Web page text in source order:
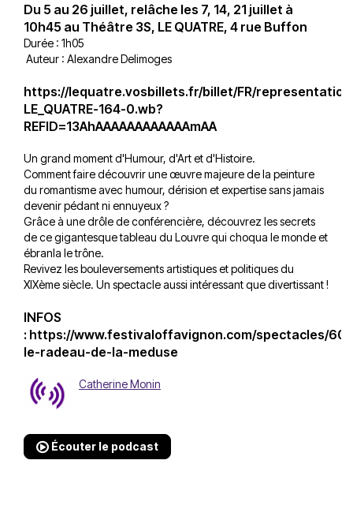
Du 5 au 26 juillet, relâche les 7, 14, 21 juillet à
10h45 au Théâtre 3S, LE QUATRE, 4 rue Buffon
Durée : 1h05
Auteur : Alexandre Delimoges
https://lequatre.vosbillets.fr/billet/FR/
LE_QUATRE-164-0.wb?
REFID=13AhAAAAAAAAAAAAmAA
Un grand moment d'Humour, d'Art et d'Histoire.
Comment faire découvrir une œuvre majeure de la peinture
du romantisme avec humour, dérision et expertise sans jamais
devenir pédant ni ennuyeux ?
Grâce à une drôle de conférencière, découvrez les secrets
de ce gigantesque tableau du Louvre qui choqua le monde et
ébranla le trône.
Revivez les bouleversements artistiques et politiques du
XIXème siècle. Un spectacle aussi intéressant que divertissant !
INFOS
: https://www.festivaloffavignon.com/spectacles/
le-radeau-de-la-meduse
Catherine Monin
Écouter le podcast